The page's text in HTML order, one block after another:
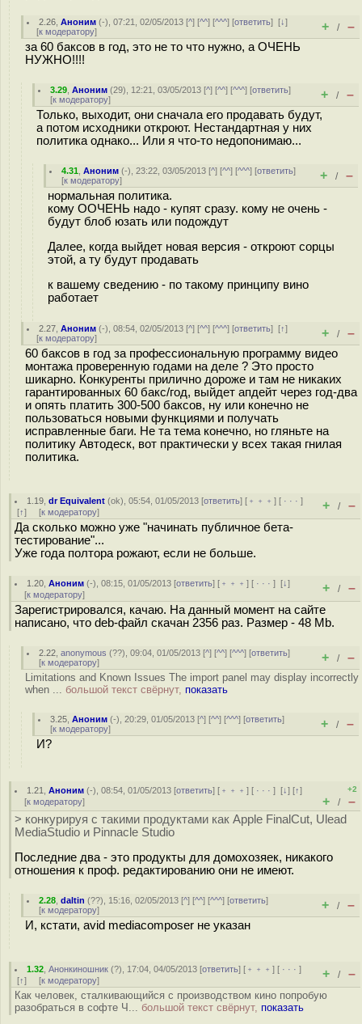
2.26 ,Аноним (-), 07:21, 02/05/2013 [^] [^^] [^^^] [ответить][↓]
[к модератору] + / –
за 60 баксов в год, это не то что нужно, а ОЧЕНЬ
НУЖНО!!!!
3.29 ,Аноним (29), 12:21, 03/05/2013 [^] [^^] [^^^] [ответить]
[к модератору] + / –
Только, выходит, они сначала его продавать будут,
а потом исходники откроют. Нестандартная у них
политика однако... Или я что-то недопонимаю...
4.31 ,Аноним (-), 23:22, 03/05/2013 [^] [^^] [^^^] [ответить]
[к модератору] + / –
нормальная политика.
кому ООЧЕНЬ надо - купят сразу. кому не очень -
будут блоб юзать или подождут
Далее, когда выйдет новая версия - откроют сорцы
этой, а ту будут продавать
к вашему сведению - по такому принципу вино
работает
2.27 ,Аноним (-), 08:54, 02/05/2013 [^] [^^] [^^^] [ответить][↑]
[к модератору] + / –
60 баксов в год за профессиональную программу видео
монтажа проверенную годами на деле ? Это просто
шикарно. Конкуренты прилично дороже и там не никаких
гарантированных 60 бакс/год, выйдет апдейт через год-два
и опять платить 300-500 баксов, ну или конечно не
пользоваться новыми функциями и получать
исправленные баги. Не та тема конечно, но гляньте на
политику Автодеск, вот практически у всех такая гнилая
политика.
1.19 ,dr Equivalent (ok), 05:54, 01/05/2013 [ответить] [ ﹢﹢﹢] [ · · ·]
[↑] [к модератору] + / –
Да сколько можно уже "начинать публичное бета-
тестирование"...
Уже года полтора рожают, если не больше.
1.20 ,Аноним (-), 08:15, 01/05/2013 [ответить] [ ﹢﹢﹢] [ · · ·][↓]
[к модератору] + / –
Зарегистрировался, качаю. На данный момент на сайте
написано, что deb-файл скачан 2356 раз. Размер - 48 Mb.
2.22 ,anonymous (??), 09:04, 01/05/2013 [^] [^^] [^^^] [ответить]
[к модератору] + / –
Limitations and Known Issues The import panel may display incorrectly
when ... большой текст свёрнут, показать
3.25 ,Аноним (-), 20:29, 01/05/2013 [^] [^^] [^^^] [ответить]
[к модератору] + / –
И?
1.21 ,Аноним (-), 08:54, 01/05/2013 [ответить] [ ﹢﹢﹢] [ · · ·][↓] [↑]
[к модератору]
+2
+ / –
> конкурируя с такими продуктами как Apple FinalCut, Ulead
MediaStudio и Pinnacle Studio
Последние два - это продукты для домохозяек, никакого
отношения к проф. редактированию они не имеют.
2.28 ,daltin (??), 15:16, 02/05/2013 [^] [^^] [^^^] [ответить]
[к модератору] + / –
И, кстати, avid mediacomposer не указан
1.32 ,Анонкиношник (?), 17:04, 04/05/2013 [ответить] [ ﹢﹢﹢] [ · · ·]
[↑] [к модератору] + / –
Как человек, сталкивающийся с производством кино попробую
разобраться в софте Ч... большой текст свёрнут, показать